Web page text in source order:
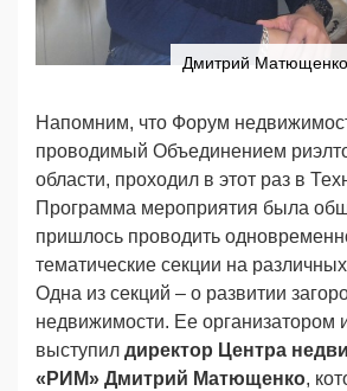
Дмитрий Матющенко
Напомним, что Форум
проводимый Объединением
области, проходил в этот раз в
Программа мероприятия была
пришлось проводить
тематические секции на
Одна из секций – о развитии
недвижимости. Ее организатором
выступил директор Центра
«РИМ» Дмитрий Матющенко,